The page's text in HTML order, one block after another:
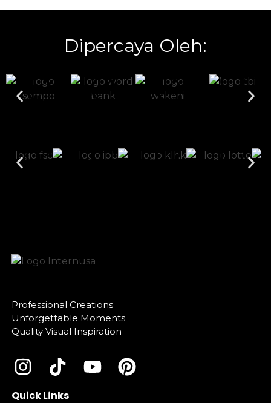
Dipercaya Oleh:
Professional Creations
Unforgettable Moments
Quality Visual Inspiration
Quick Links